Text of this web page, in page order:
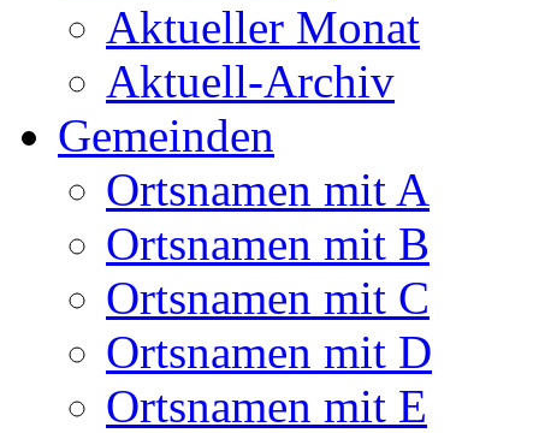
Aktueller Monat
Aktuell-Archiv
Gemeinden
Ortsnamen mit A
Ortsnamen mit B
Ortsnamen mit C
Ortsnamen mit D
Ortsnamen mit E